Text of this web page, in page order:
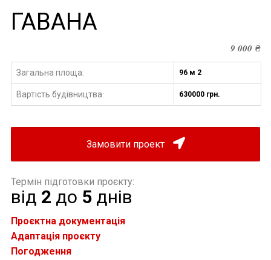
ГАВАНА
9 000₴
Загальна площа: 96 м 2
Вартість будівництва: 630000 грн.
Замовити проект
Термін підготовки проєкту:
від 2 до 5 днів
Проєктна документація
Адаптація проєкту
Погодження